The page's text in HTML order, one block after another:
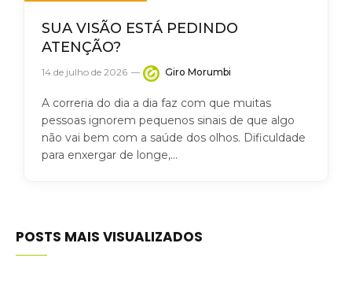
SUA VISÃO ESTÁ PEDINDO
ATENÇÃO?
14 de julho de 2026 Giro Morumbi
A correria do dia a dia faz com que muitas
pessoas ignorem pequenos sinais de que algo
não vai bem com a saúde dos olhos. Dificuldade
para enxergar de longe,…
POSTS MAIS VISUALIZADOS